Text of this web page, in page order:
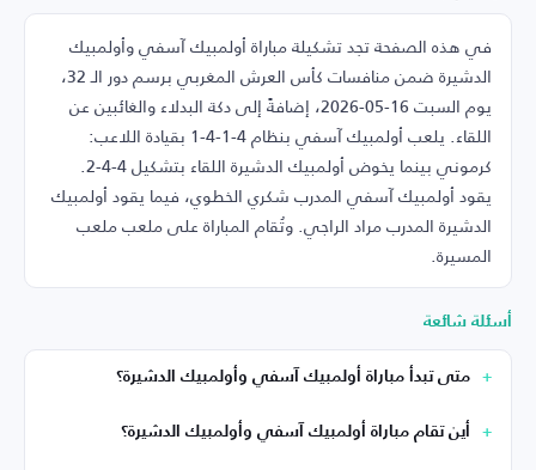
في هذه الصفحة تجد تشكيلة مباراة أولمبيك آسفي وأولمبيك
الدشيرة ضمن منافسات كأس العرش المغربي برسم دور الـ 32،
يوم السبت 16-05-2026، إضافةً إلى دكة البدلاء والغائبين عن
اللقاء. يلعب أولمبيك آسفي بنظام 4-1-4-1 بقيادة اللاعب:
كرموني بينما يخوض أولمبيك الدشيرة اللقاء بتشكيل 4-4-2.
يقود أولمبيك آسفي المدرب شكري الخطوي، فيما يقود أولمبيك
الدشيرة المدرب مراد الراجي. وتُقام المباراة على ملعب ملعب
المسيرة.
أسئلة شائعة
متى تبدأ مباراة أولمبيك آسفي وأولمبيك الدشيرة؟
أين تقام مباراة أولمبيك آسفي وأولمبيك الدشيرة؟